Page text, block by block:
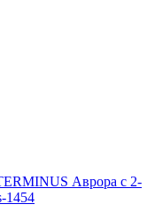
Аврора с 2-
1454